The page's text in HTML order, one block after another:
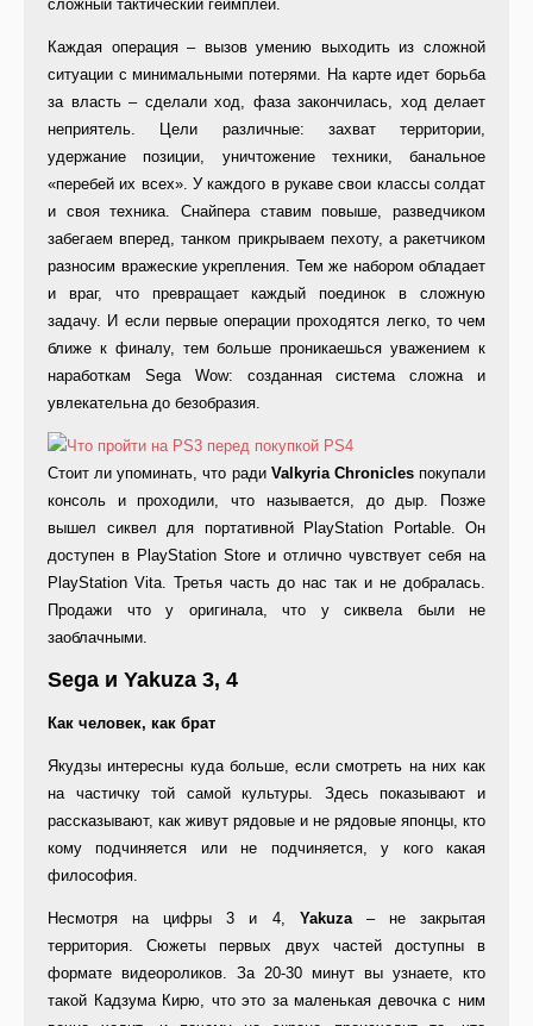
сложный тактический геймплей.
Каждая операция – вызов умению выходить из сложной
ситуации с минимальными потерями. На карте идет борьба
за власть – сделали ход, фаза закончилась, ход делает
неприятель. Цели различные: захват территории,
удержание позиции, уничтожение техники, банальное
«перебей их всех». У каждого в рукаве свои классы солдат
и своя техника. Снайпера ставим повыше, разведчиком
забегаем вперед, танком прикрываем пехоту, а ракетчиком
разносим вражеские укрепления. Тем же набором обладает
и враг, что превращает каждый поединок в сложную
задачу. И если первые операции проходятся легко, то чем
ближе к финалу, тем больше проникаешься уважением к
наработкам Sega Wow: созданная система сложна и
увлекательна до безобразия.
Стоит ли упоминать, что ради Valkyria Chroniclesпокупали
консоль и проходили, что называется, до дыр. Позже
вышел сиквел для портативной PlayStation Portable. Он
доступен в PlayStation Store и отлично чувствует себя на
PlayStation Vita. Третья часть до нас так и не добралась.
Продажи что у оригинала, что у сиквела были не
заоблачными.
Sega и Yakuza 3, 4
Как человек, как брат
Якудзы интересны куда больше, если смотреть на них как
на частичку той самой культуры. Здесь показывают и
рассказывают, как живут рядовые и не рядовые японцы, кто
кому подчиняется или не подчиняется, у кого какая
философия.
Несмотря на цифры 3 и 4, Yakuza – не закрытая
территория. Сюжеты первых двух частей доступны в
формате видеороликов. За 20-30 минут вы узнаете, кто
такой Кадзума Кирю, что это за маленькая девочка с ним